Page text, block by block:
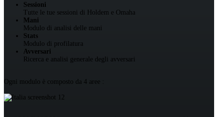
Sessioni
Tutte le tue sessioni di Holdem e Omaha
Mani
Modulo di analisi delle mani
Stats
Modulo di profilatura
Avversari
Ricerca e analisi generale degli avversari
Ogni modulo è composto da 4 aree :